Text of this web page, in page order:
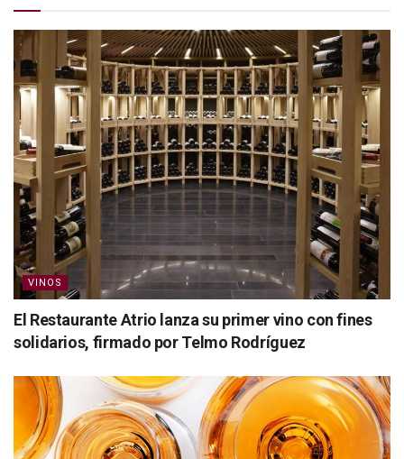
VINOS
El Restaurante Atrio lanza su primer vino con fines
solidarios, firmado por Telmo Rodríguez